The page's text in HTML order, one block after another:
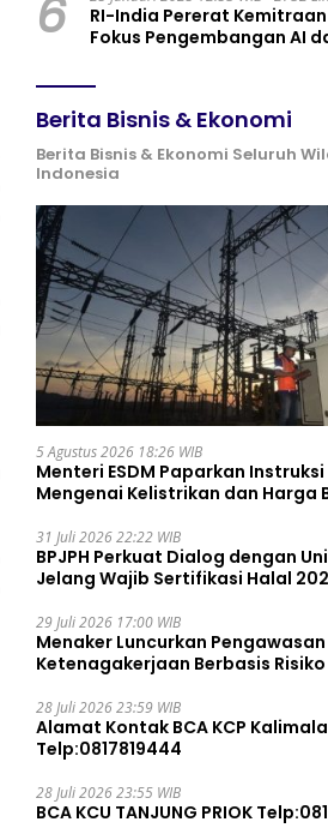
6
RI-India Pererat
Fokus Pengembangan AI
Berita Bisnis & Ekonomi
Berita Bisnis & Ekonomi Seluruh
Indonesia
5 Agustus 2026 18:26 WIB
Menteri ESDM Paparkan
Mengenai Kelistrikan dan Harga
31 Juli 2026 22:22 WIB
BPJPH Perkuat Dialog dengan
Jelang Wajib Sertifikasi Halal
29 Juli 2026 17:00 WIB
Menaker Luncurkan Pengawasan
Ketenagakerjaan Berbasis
28 Juli 2026 23:59 WIB
Alamat Kontak BCA KCP
Telp:0817819444
28 Juli 2026 23:55 WIB
BCA KCU TANJUNG PRIOK